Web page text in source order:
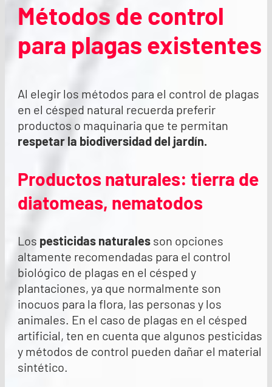
Métodos de control
para plagas existentes
Al elegir los métodos para el control de plagas
en el césped natural recuerda preferir
productos o maquinaria que te permitan
respetar la biodiversidad del jardín.
Productos naturales: tierra de
diatomeas, nematodos
Los pesticidas naturales son opciones
altamente recomendadas para el control
biológico de plagas en el césped y
plantaciones, ya que normalmente son
inocuos para la flora, las personas y los
animales. En el caso de plagas en el césped
artificial, ten en cuenta que algunos pesticidas
y métodos de control pueden dañar el material
sintético.